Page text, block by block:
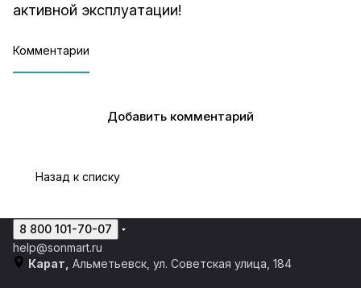
активной эксплуатации!
Комментарии
Добавить комментарий
Назад к списку
8 800 101-70-07
help@sonmart.ru
Карат, Альметьевск, ул. Советская улица, 184